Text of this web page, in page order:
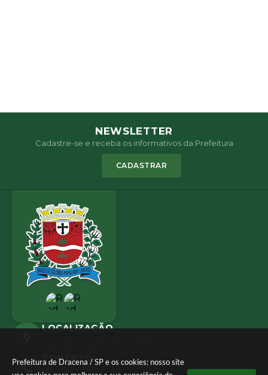
Prefeitura de Dracena / SP e os cookies: nosso site
NEWSLETTER
Cadastre-se e receba os informativos da Prefeitura
CADASTRAR
LOCALIZAÇÃO
CONTATO